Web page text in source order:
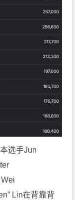
选手Jun
Lin在背靠背